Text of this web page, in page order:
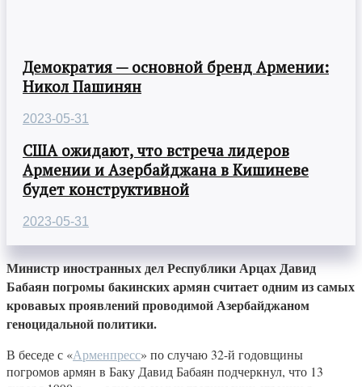
Демократия — основной бренд Армении:
Никол Пашинян
2023-05-31
США ожидают, что встреча лидеров
Армении и Азербайджана в Кишиневе
будет конструктивной
2023-05-31
Министр иностранных дел Республики Арцах Давид
Бабаян погромы бакинских армян считает одним из самых
кровавых проявлений проводимой Азербайджаном
геноцидальной политики.
В беседе с «Арменпресс» по случаю 32-й годовщины
погромов армян в Баку Давид Бабаян подчеркнул, что 13